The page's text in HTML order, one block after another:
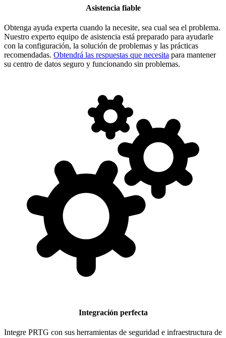
Asistencia fiable
Obtenga ayuda experta cuando la necesite, sea cual sea el problema.
Nuestro experto equipo de asistencia está preparado para ayudarle
con la configuración, la solución de problemas y las prácticas
recomendadas. Obtendrá las respuestas que necesita para mantener
su centro de datos seguro y funcionando sin problemas.
Integración perfecta
Integre PRTG con sus herramientas de seguridad e infraestructura de